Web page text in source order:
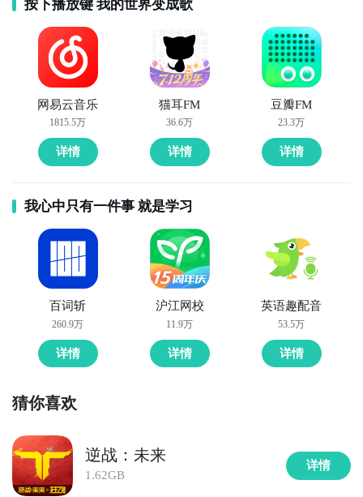
按下播放键 我的世界变成歌
网易云音乐
1815.5万
详情
猫耳FM
36.6万
详情
豆瓣FM
23.3万
详情
我心中只有一件事 就是学习
百词斩
260.9万
详情
沪江网校
11.9万
详情
英语趣配音
53.5万
详情
猜你喜欢
逆战：未来
1.62GB
详情